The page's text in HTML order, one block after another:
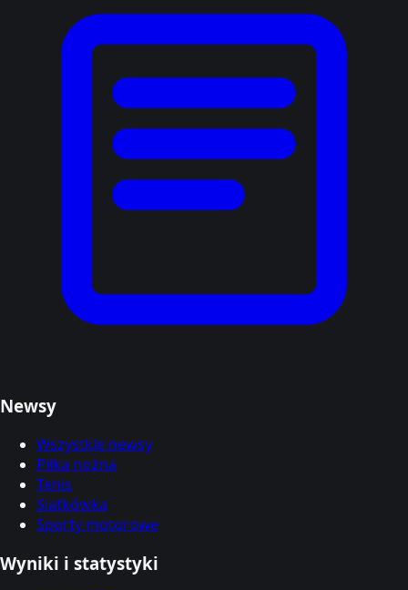
Newsy
Wszystkie newsy
Piłka nożna
Tenis
Siatkówka
Sporty motorowe
Wyniki i statystyki